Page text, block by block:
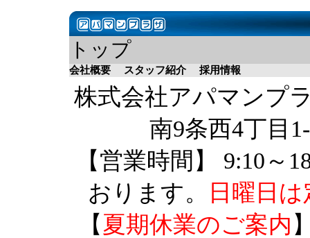
トップ
会社概要 スタッフ紹介 採用情報
株式会社アパマンプ
南9条西4丁目
【営業時間】 9:10～
おります。
日曜日
【 夏期休業のご案内